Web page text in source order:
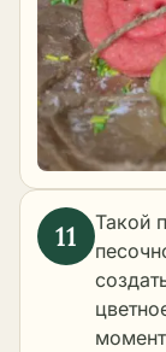
Такой